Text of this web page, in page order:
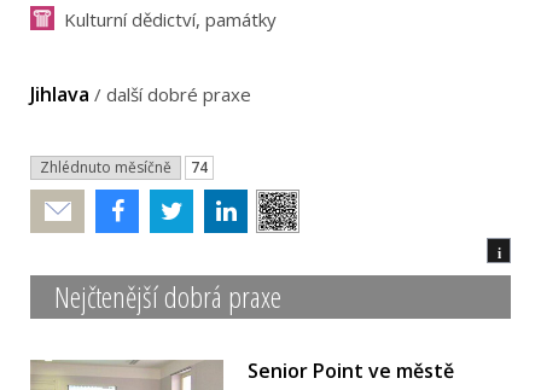
Kulturní dědictví, památky
Jihlava / další dobré praxe
Zhlédnuto měsíčně 74
Poslat
i
Nejčtenější dobrá praxe
Senior Point ve městě